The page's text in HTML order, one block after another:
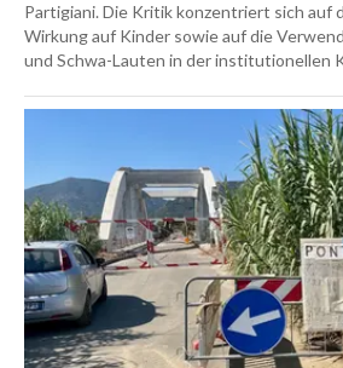
Partigiani. Die Kritik konzentriert sich auf
Wirkung auf Kinder sowie auf die
und Schwa-Lauten in der institutionellen